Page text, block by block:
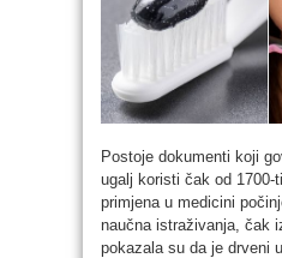
Postoje dokumenti koji
ugalj koristi čak od 1700-
primjena u medicini
naučna istraživanja, čak
pokazala su da je drveni